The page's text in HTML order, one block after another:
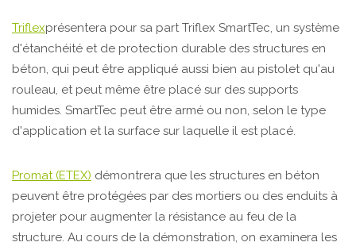
Triflexprésentera pour sa part Triflex SmartTec, un système
d'étanchéité et de protection durable des structures en
béton, qui peut être appliqué aussi bien au pistolet qu'au
rouleau, et peut même être placé sur des supports
humides. SmartTec peut être armé ou non, selon le type
d'application et la surface sur laquelle il est placé.
Promat (ETEX) démontrera que les structures en béton
peuvent être protégées par des mortiers ou des enduits à
projeter pour augmenter la résistance au feu de la
structure. Au cours de la démonstration, on examinera les